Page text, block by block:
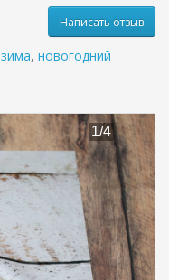
Написать отзыв
зима, новогодний